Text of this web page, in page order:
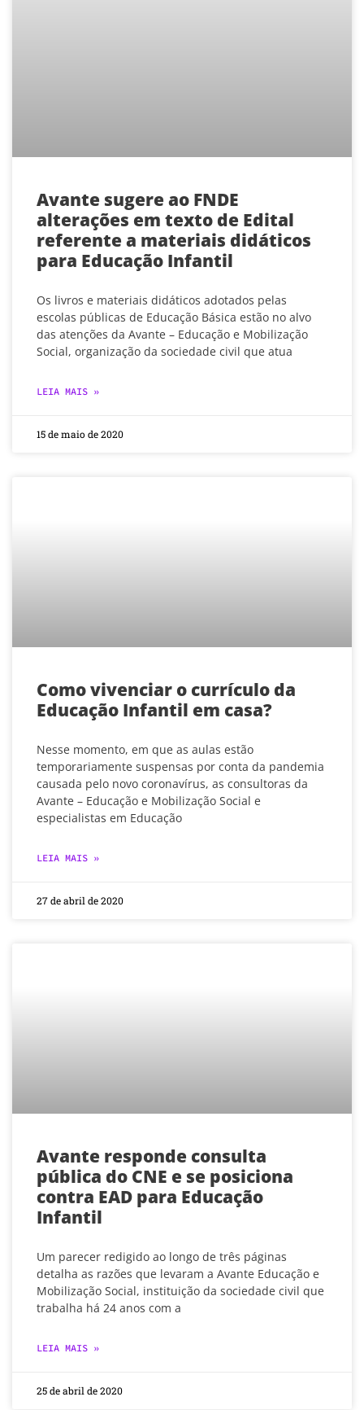
Avante sugere ao FNDE
alterações em texto de Edital
referente a materiais didáticos
para Educação Infantil
Os livros e materiais didáticos adotados pelas
escolas públicas de Educação Básica estão no alvo
das atenções da Avante – Educação e Mobilização
Social, organização da sociedade civil que atua
LEIA MAIS »
15 de maio de 2020
Como vivenciar o currículo da
Educação Infantil em casa?
Nesse momento, em que as aulas estão
temporariamente suspensas por conta da pandemia
causada pelo novo coronavírus, as consultoras da
Avante – Educação e Mobilização Social e
especialistas em Educação
LEIA MAIS »
27 de abril de 2020
Avante responde consulta
pública do CNE e se posiciona
contra EAD para Educação
Infantil
Um parecer redigido ao longo de três páginas
detalha as razões que levaram a Avante Educação e
Mobilização Social, instituição da sociedade civil que
trabalha há 24 anos com a
LEIA MAIS »
25 de abril de 2020